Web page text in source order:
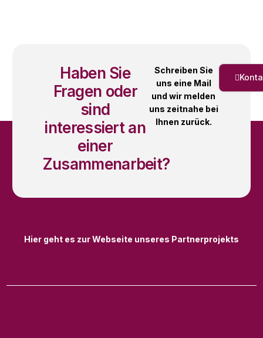
Haben Sie
Fragen oder
sind
interessiert an
einer
Zusammenarbeit?
Schreiben Sie
uns eine Mail
und wir melden
uns zeitnahe bei
Ihnen zurück.
Hier geht es zur Webseite unseres Partnerprojekts